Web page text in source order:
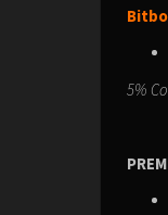
5%